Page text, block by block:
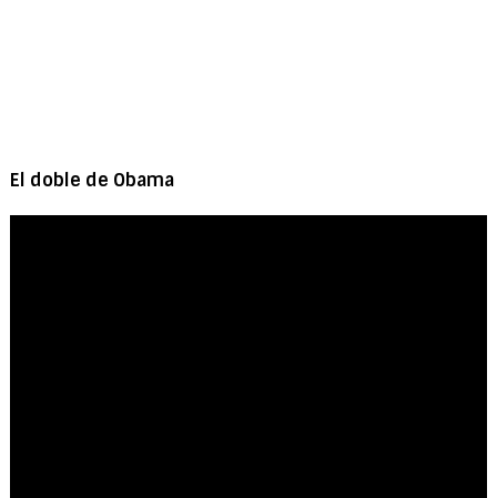
El doble de Obama